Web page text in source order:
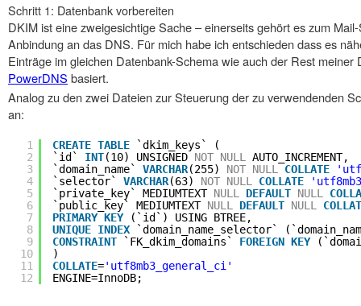
Schritt 1: Datenbank vorbereiten
DKIM ist eine zweigesichtige Sache – einerseits gehört es zum
Anbindung an das DNS. Für mich habe ich entschieden dass es
Einträge im gleichen Datenbank-Schema wie auch der Rest
PowerDNS basiert.
Analog zu den zwei Dateien zur Steuerung der zu verwendenden
an:
1
2
3
4
5
6
7
8
9
10
11
12
CREATE TABLE
`dkim_keys` (
`id` INT(10) UNSIGNED NOT NULL AUTO_INCREMENT,
`domain_name` VARCHAR(255) NOT NULL COLLATE
`selector` VARCHAR(63) NOT NULL COLLATE
`private_key` MEDIUMTEXT NULL DEFAULT NULL
`public_key` MEDIUMTEXT NULL DEFAULT NULL
PRIMARY KEY
(`id`) USING BTREE,
UNIQUE INDEX
`domain_name_selector`
CONSTRAINT
`FK_dkim_domains` FOREIGN KEY
)
COLLATE='utf8mb3_general_ci'
ENGINE=InnoDB;